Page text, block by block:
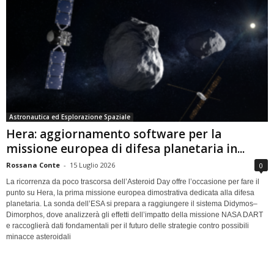
Astronautica ed Esplorazione Spaziale
Hera: aggiornamento software per la
missione europea di difesa planetaria in...
Rossana Conte - 15 Luglio 2026 0
La ricorrenza da poco trascorsa dell’Asteroid Day offre l’occasione per fare il
punto su Hera, la prima missione europea dimostrativa dedicata alla difesa
planetaria. La sonda dell’ESA si prepara a raggiungere il sistema Didymos–
Dimorphos, dove analizzerà gli effetti dell’impatto della missione NASA DART
e raccoglierà dati fondamentali per il futuro delle strategie contro possibili
minacce asteroidali